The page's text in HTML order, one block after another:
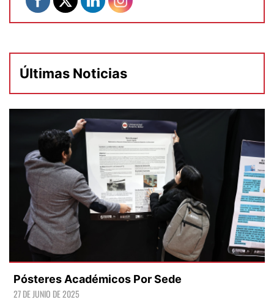
Últimas Noticias
Pósteres Académicos Por Sede
27 DE JUNIO DE 2025